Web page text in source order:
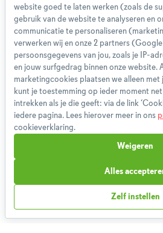
Over ons
Team
App
Blog
Disclaimer
Methodologie
Privacybeleid
Betaalmethoden
website goed te laten werken (zoals de
gebruik van de website te analyseren en
communicatie te personaliseren
verwerken wij en onze 2 partners
persoonsgegevens van jou, zoals je IP-
en jouw surfgedrag binnen onze website.
marketingcookies plaatsen we alleen
kunt je toestemming op ieder moment
intrekken als je die geeft: via de link
iedere pagina. Lees hierover meer in ons
cookieverklaring.
Zelf instellen
Weigeren
Alles